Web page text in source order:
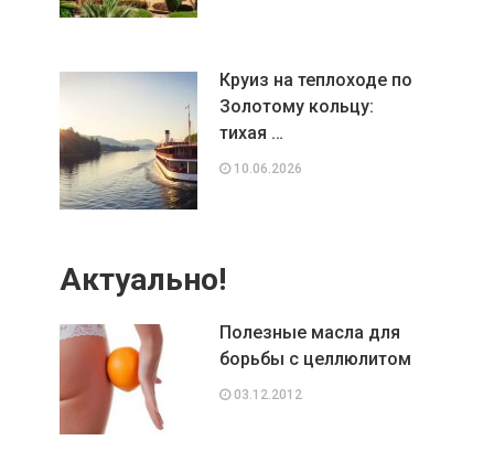
Круиз на теплоходе по
Золотому кольцу:
тихая …
10.06.2026
Актуально!
Полезные масла для
борьбы с целлюлитом
03.12.2012